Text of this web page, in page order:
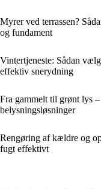
Myrer ved terrassen?
og fundament
Vintertjeneste: Sådan
effektiv snerydning
Fra gammelt til grønt lys
belysningsløsninger
Rengøring af kældre og
fugt effektivt